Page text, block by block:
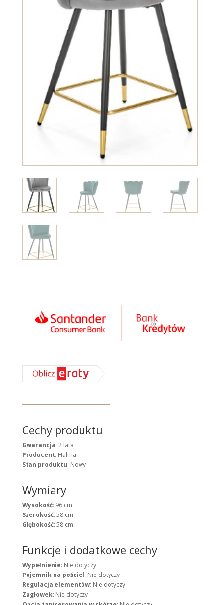
Cechy produktu
Gwarancja: 2 lata
Producent: Halmar
Stan produktu: Nowy
Wymiary
Wysokość: 96 cm
Szerokość: 58 cm
Głębokość: 58 cm
Funkcje i dodatkowe cechy
Wypełnienie: Nie dotyczy
Pojemnik na pościel: Nie dotyczy
Regulacja elementów: Nie dotyczy
Zagłowek: Nie dotyczy